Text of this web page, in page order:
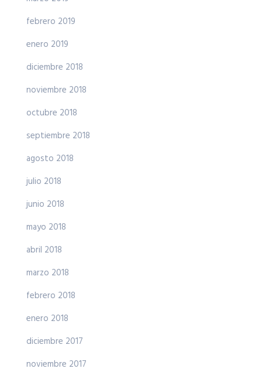
febrero 2019
enero 2019
diciembre 2018
noviembre 2018
octubre 2018
septiembre 2018
agosto 2018
julio 2018
junio 2018
mayo 2018
abril 2018
marzo 2018
febrero 2018
enero 2018
diciembre 2017
noviembre 2017